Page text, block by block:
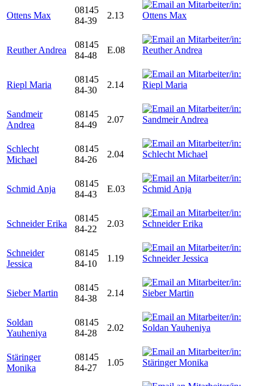
Ottens Max
08145
84-39
2.13
Reuther Andrea
08145
84-48
E.08
Riepl Maria
08145
84-30
2.14
Sandmeir
Andrea
08145
84-49
2.07
Schlecht
Michael
08145
84-26
2.04
Schmid Anja
08145
84-43
E.03
Schneider Erika
08145
84-22
2.03
Schneider
Jessica
08145
84-10
1.19
Sieber Martin
08145
84-38
2.14
Soldan
Yauheniya
08145
84-28
2.02
Stäringer
Monika
08145
84-27
1.05